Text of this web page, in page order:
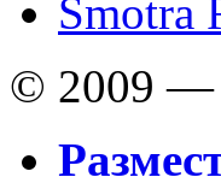
Smotra
© 2009 —